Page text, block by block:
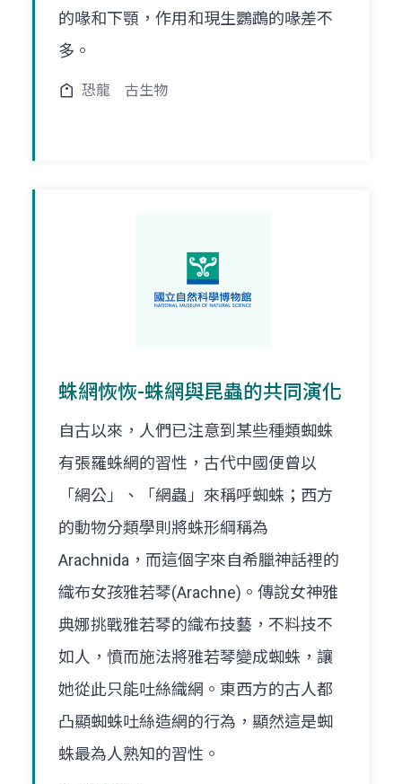
的喙和下顎，作用和現生鸚鵡的喙差不
多。
恐龍 古生物
蛛網恢恢-蛛網與昆蟲的共同演化
自古以來，人們已注意到某些種類蜘蛛
有張羅蛛網的習性，古代中國便曾以
「網公」、「網蟲」來稱呼蜘蛛；西方
的動物分類學則將蛛形綱稱為
Arachnida，而這個字來自希臘神話裡的
織布女孩雅若琴(Arachne)。傳說女神雅
典娜挑戰雅若琴的織布技藝，不料技不
如人，憤而施法將雅若琴變成蜘蛛，讓
她從此只能吐絲織網。東西方的古人都
凸顯蜘蛛吐絲造網的行為，顯然這是蜘
蛛最為人熟知的習性。